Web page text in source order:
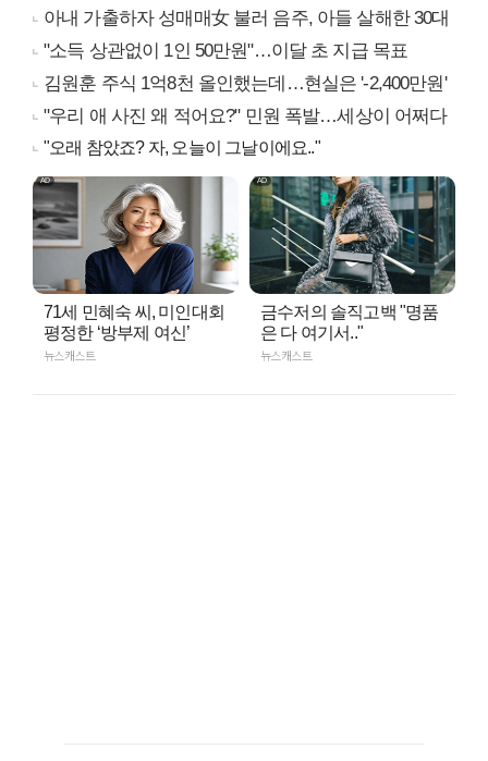
아내 가출하자 성매매女 불러 음주, 아들 살해한 30대
"소득 상관없이 1인 50만원"…이달 초 지급 목표
김원훈 주식 1억8천 올인했는데…현실은 '-2,400만원'
"우리 애 사진 왜 적어요?" 민원 폭발…세상이 어쩌다
"오래 참았죠? 자, 오늘이 그날이에요.."
71세 민혜숙 씨, 미인대회
평정한 ‘방부제 여신’
뉴스캐스트
금수저의 솔직고백 "명품
은 다 여기서.."
뉴스캐스트